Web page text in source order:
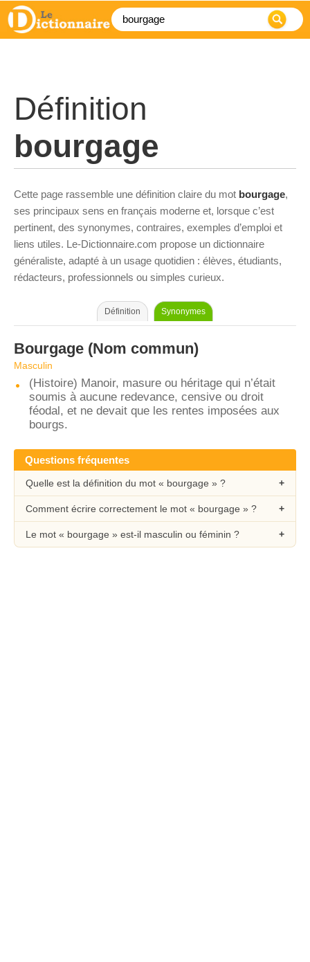
Définition
bourgage
Cette page rassemble une définition claire du mot bourgage,
ses principaux sens en français moderne et, lorsque c’est
pertinent, des synonymes, contraires, exemples d’emploi et
liens utiles. Le-Dictionnaire.com propose un dictionnaire
généraliste, adapté à un usage quotidien : élèves, étudiants,
rédacteurs, professionnels ou simples curieux.
Définition Synonymes
Bourgage (Nom commun)
Masculin
(Histoire) Manoir, masure ou héritage qui n’était
soumis à aucune redevance, censive ou droit
féodal, et ne devait que les rentes imposées aux
bourgs.
Questions fréquentes
Quelle est la définition du mot « bourgage » ?
Comment écrire correctement le mot « bourgage » ?
Le mot « bourgage » est-il masculin ou féminin ?